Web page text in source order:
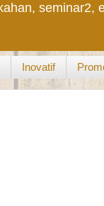
seminar2,
Inovatif